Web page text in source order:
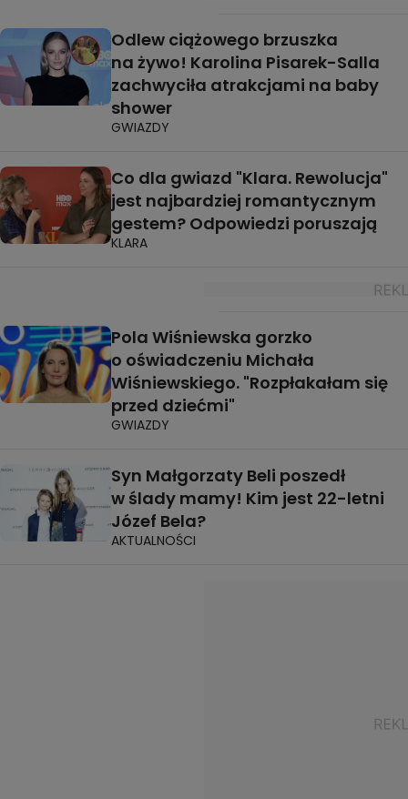
Odlew ciążowego brzuszka
na żywo! Karolina Pisarek-Salla
zachwyciła atrakcjami na baby
shower
GWIAZDY
Co dla gwiazd "Klara. Rewolucja"
jest najbardziej romantycznym
gestem? Odpowiedzi poruszają
KLARA
Pola Wiśniewska gorzko
o oświadczeniu Michała
Wiśniewskiego. "Rozpłakałam się
przed dziećmi"
GWIAZDY
Syn Małgorzaty Beli poszedł
w ślady mamy! Kim jest 22-letni
Józef Bela?
AKTUALNOŚCI